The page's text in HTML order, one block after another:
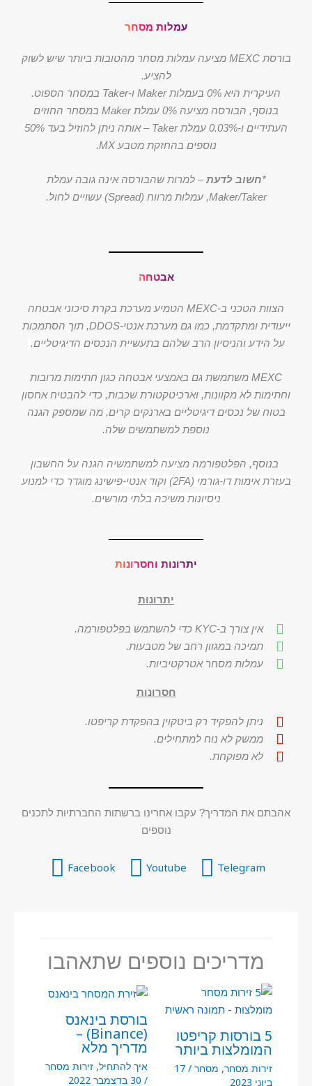
עמלות מסחר
בורסת MEXC מציעה עמלות מסחר מהטובות ביותר שיש לשוק
להציע.
העיקרית היא 0% בעמלות Maker ו-Taker במסחר הספוט.
בנוסף, הבורסה מציעה 0% עמלת Maker במסחר החוזים
העתידיים ו-0.03% עמלת Taker – אותה ניתן להוזיל בעד 50%
נוספים בהחזקת מטבע MX.
*חשוב לדעת– למרות שהבורסה אינה גובה עמלת
Maker/Taker, עמלות מרווח (Spread) עשויים לחול.
אבטחה
הצוות הטכני ב-MEXC הטמיע מערכת בקרת סיכוני אבטחה
ייעודית ומתקדמת, כמו גם מערכת אנטי-DDOS, תוך הסתמכות
על הידע והניסיון הרב שלהם בתעשיית הנכסים הדיגיטליים.
MEXC משתמשת גם באמצעי אבטחה כגון חתימות מרובות
וחתימות לא מקוונות, וארכיטקטורת שכבות, כדי להבטיח אחסון
בטוח של נכסים דיגיטליים בארנקים קרים, מה שמספק הגנה
נוספת למשתמשים שלה.
בנוסף, הפלטפורמה מציעה למשתמשיה הגנה על החשבון
בעזרת אימות דו-גורמי (2FA) וקוד אנטי-פישינג מוגדר כדי למנוע
ניסיונות משיכה בלתי מורשים.
יתרונות וחסרונות
יתרונות
אין צורך ב-KYC כדי להשתמש בפלטפורמה.
תמיכה במגוון רחב של מטבעות.
עמלות מסחר אטרקטיביות.
חסרונות
ניתן להפקיד רק ביטקוין בהפקדת קריפטו.
ממשק לא נוח למתחילים.
לא מפוקחת.
אהבתם את המדריך? עקבו אחרינו ברשתות החברתיות לתכנים
נוספים
Telegram
Youtube
Facebook
מדריכים נוספים שתאהבו
5 בורסות קריפטו
המומלצות ביותר
זירות מסחר, מסחר /
17
ביוני 2023
בורסת בינאנס
(Binance) –
מדריך מלא
איך להתחיל,זירות מסחר
/ 30 בדצמבר 2022